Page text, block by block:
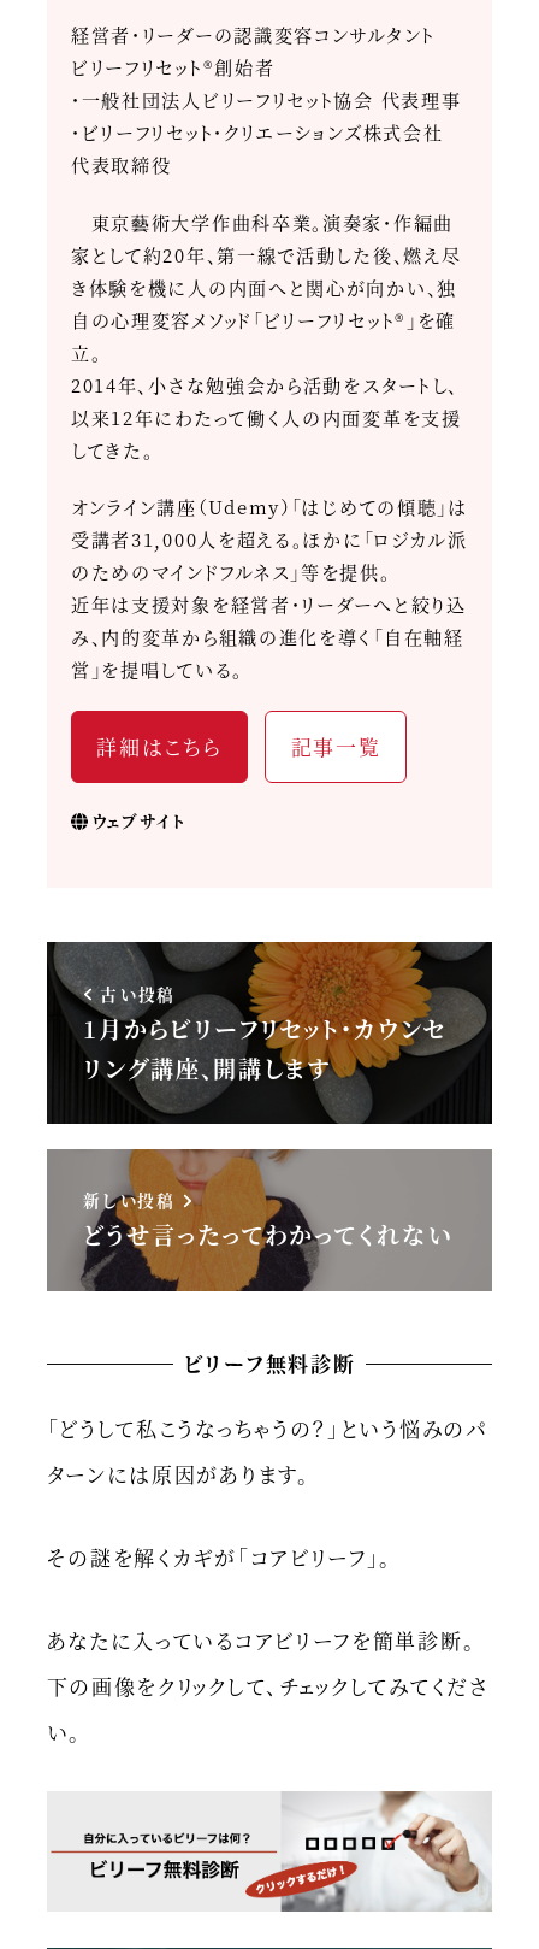
経営者・リーダーの認識変容コンサルタント
ビリーフリセット®創始者
・一般社団法人ビリーフリセット協会 代表理事
・ビリーフリセット・クリエーションズ株式会社
代表取締役
東京藝術大学作曲科卒業。演奏家・作編曲
家として約20年、第一線で活動した後、燃え尽
き体験を機に人の内面へと関心が向かい、独
自の心理変容メソッド「ビリーフリセット®」を確
立。
2014年、小さな勉強会から活動をスタートし、
以来12年にわたって働く人の内面変革を支援
してきた。
オンライン講座（Udemy）「はじめての傾聴」は
受講者31,000人を超える。ほかに「ロジカル派
のためのマインドフルネス」等を提供。
近年は支援対象を経営者・リーダーへと絞り込
み、内的変革から組織の進化を導く「自在軸経
営」を提唱している。
詳細はこちら 記事一覧
ウェブサイト
古い投稿
1月からビリーフリセット・カウンセ
リング講座、開講します
新しい投稿
どうせ言ったってわかってくれない
ビリーフ無料診断
「どうして私こうなっちゃうの？」という悩みのパ
ターンには原因があります。
その謎を解くカギが「コアビリーフ」。
あなたに入っているコアビリーフを簡単診断。
下の画像をクリックして、チェックしてみてくださ
い。